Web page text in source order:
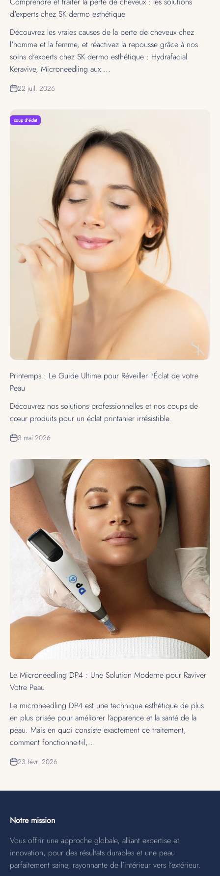
d'experts chez SK dermo esthétique
Découvrez les vraies causes de la perte de cheveux chez
l'homme et la femme, et réactivez la repousse grâce à nos
soins d'experts chez SK dermo esthétique : Hydrafacial
Keravive, Microneedling aux ...
22 juil. 2026
coup d'éclat
Printemps : Le Guide Ultime pour Réveiller l'Éclat de votre
Peau
Découvrez nos solutions professionnelles et nos coups de
cœur produits pour un éclat printanier irrésistible.
3 mai 2026
Le Microneedling DP4 : Une Solution Moderne pour Raviver
Votre Peau
Le microneedling DP4 est une technique esthétique de plus
en plus prisée pour améliorer l’apparence et la santé de la
peau. Mais en quoi consiste exactement ce traitement,
comment fonctionne-t-il,...
23 févr. 2026
Notre mission
Vous offrir une approche globale, alliant expertise et
innovation, pour des résultats durables et une peau
parfaitement saine, rayonnante de l’intérieur vers l’extérieur.